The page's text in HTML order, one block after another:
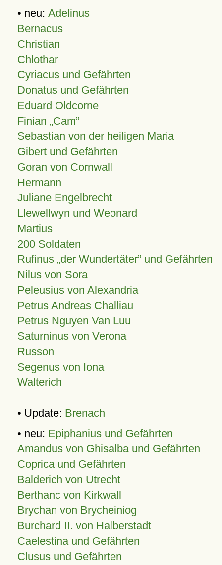
• neu: Adelinus
Bernacus
Christian
Chlothar
Cyriacus und Gefährten
Donatus und Gefährten
Eduard Oldcorne
Finian Cam
Sebastian von der heiligen Maria
Gibert und Gefährten
Goran von Cornwall
Hermann
Juliane Engelbrecht
Llewellwyn und Weonard
Martius
200 Soldaten
Rufinus „der Wundertäter” und Gefährten
Nilus von Sora
Peleusius von Alexandria
Petrus Andreas Challiau
Petrus Nguyen Van Luu
Saturninus von Verona
Russon
Segenus von Iona
Walterich
• Update: Brenach
• neu: Epiphanius und Gefährten
Amandus von Ghisalba und Gefährten
Coprica und Gefährten
Balderich von Utrecht
Berthanc von Kirkwall
Brychan von Brycheiniog
Burchard II. von Halberstadt
Caelestina und Gefährten
Clusus und Gefährten